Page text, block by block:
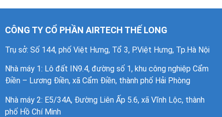
CÔNG TY CỔ PHẦN AIRTECH THẾ LONG
Trụ sở: Số 144, phố Việt Hưng, Tổ 3, P.Việt Hưng, Tp.Hà Nội
Nhà máy 1: Lô đất IN9.4, đường số 1, khu công nghiệp Cẩm
Điền – Lương Điền, xã Cẩm Điền, thành phố Hải Phòng
Nhà máy 2: E5/34A, Đường Liên Ấp 5.6, xã Vĩnh Lộc, thành
phố Hồ Chí Minh